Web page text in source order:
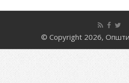
© Copyright 2026,